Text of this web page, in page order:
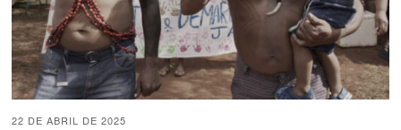
22 DE ABRIL DE 2025